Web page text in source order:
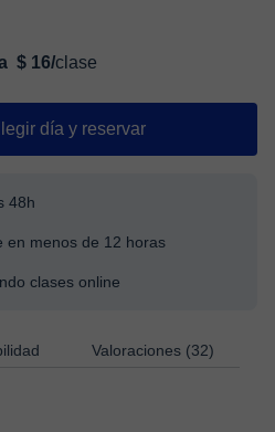
$ 16/clase
día y reservar
48h
en menos de 12 horas
clases online
Valoraciones (32)